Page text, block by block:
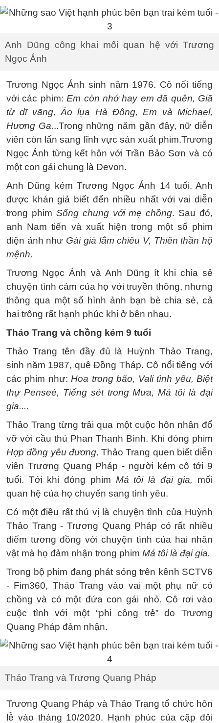
Anh Dũng công khai mối quan hệ với Trương
Ngọc Ánh
Trương Ngọc Ánh sinh năm 1976. Cô nổi tiếng
với các phim:Em còn nhớ hay em đã quên, Giã
từ dĩ vãng, Áo lụa Hà Đông, Em và Michael,
Hương Ga...Trong những năm gần đây, nữ diễn
viên còn lấn sang lĩnh vực sản xuất phim.Trương
Ngọc Ánh từng kết hôn với Trần Bảo Sơn và có
một con gái chung là Devon.
Anh Dũng kém Trương Ngọc Ánh 14 tuổi. Anh
được khán giả biết đến nhiều nhất với vai diễn
trong phim Sống chung với mẹ chồng. Sau đó,
anh Nam tiến và xuất hiện trong một số phim
điện ảnh như Gái già lắm chiêu V, Thiên thần hộ
mệnh.
Trương Ngọc Ánh và Anh Dũng ít khi chia sẻ
chuyện tình cảm của họ với truyền thông, nhưng
thông qua một số hình ảnh bạn bè chia sẻ, cả
hai trông rất hạnh phúc khi ở bên nhau.
Thảo Trang và chồng kém 9 tuổi
Thảo Trang tên đầy đủ là Huỳnh Thảo Trang,
sinh năm 1987, quê Đồng Tháp. Cô nổi tiếng với
các phim như:Hoa trong bão, Vali tình yêu, Biệt
thự Penseé, Tiếng sét trong Mưa, Má tôi là đại
gia....
Thảo Trang từng trải qua một cuộc hôn nhân đổ
vỡ với cầu thủ Phan Thanh Bình. Khi đóng phim
Hợp đồng yêu đương, Thảo Trang quen biết diễn
viên Trương Quang Pháp - người kém cô tới 9
tuổi. Tới khi đóng phim Má tôi là đại gia,
mối
quan hệ của họ chuyển sang tình yêu.
Có một điều rất thú vị là chuyện tình của Huỳnh
Thảo Trang - Trương Quang Pháp có rất nhiều
điểm tương đồng với chuyện tình của hai nhân
vật mà họ đảm nhận trong phim Má tôi là đại gia.
Trong bộ phim đang phát sóng trên kênh SCTV6
- Fim360, Thảo Trang vào vai một phụ nữ có
chồng và có một đứa con gái nhỏ. Cô rơi vào
cuộc tình với một “phi công trẻ” do Trương
Quang Pháp đảm nhận.
Thảo Trang và Trương Quang Pháp
Trương Quang Pháp và Thảo Trang tổ chức hôn
lễ vào tháng 10/2020. Hạnh phúc của cặp đôi